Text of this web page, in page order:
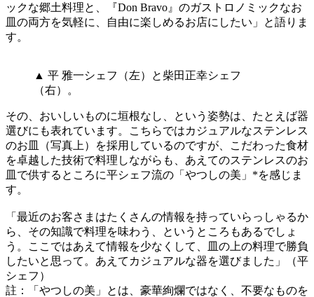
ックな郷土料理と、『Don Bravo』のガストロノミックなお
皿の両方を気軽に、自由に楽しめるお店にしたい」と語りま
す。
▲ 平 雅一シェフ（左）と柴田正幸シェフ
（右）。
その、おいしいものに垣根なし、という姿勢は、たとえば器
選びにも表れています。こちらではカジュアルなステンレス
のお皿（写真上）を採用しているのですが、こだわった食材
を卓越した技術で料理しながらも、あえてのステンレスのお
皿で供するところに平シェフ流の「やつしの美」*を感じま
す。
「最近のお客さまはたくさんの情報を持っていらっしゃるか
ら、その知識で料理を味わう、というところもあるでしょ
う。ここではあえて情報を少なくして、皿の上の料理で勝負
したいと思って。あえてカジュアルな器を選びました」（平
シェフ）
註：「やつしの美」とは、豪華絢爛ではなく、不要なものを